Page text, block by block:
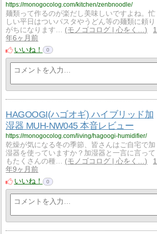
https://monogocolog.com/kitchen/zenbnoodle/
麺類って作るのが楽だし美味しいですよね。忙
しい平日はついパスタやうどん等の麺類に頼り
がちになります…
モノゴコログ | 心をく…
1
年6ヶ月前
いいね！
0
HAGOOGI(ハゴオギ) ハイブリッド加
湿器 MUH-NW045 本音レビュー
https://monogocolog.com/living/hagoogi-humidifier/
乾燥が気になる冬の季節、皆さんはご自宅で加
湿器を使っていますか？加湿器と一言に言って
もたくさんの種…
モノゴコログ | 心をく…
1
年9ヶ月前
いいね！
0